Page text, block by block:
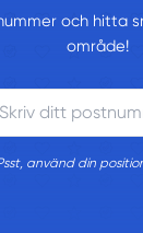
och hitta
område!
använd din